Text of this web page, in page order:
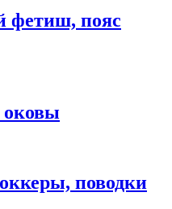
фетиш, пояс
поводки